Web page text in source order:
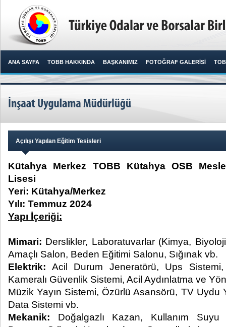
ANA SAYFA TOBB HAKKINDA BAŞKANIMIZ FOTOĞRAF GALERİSİ
Açılışı Yapılan Eğitim Tesisleri
Kütahya Merkez TOBB Kütahya OSB
Lisesi
Yeri: Kütahya/Merkez
Yılı: Temmuz 2024
Yapı İçeriği:
Mimari: Derslikler, Laboratuvarlar (Kimya,
Amaçlı Salon, Beden Eğitimi Salonu, Sığınak vb.
Elektrik: Acil Durum Jeneratörü, Ups Sistemi,
Kameralı Güvenlik Sistemi, Acil Aydınlatma ve
Müzik Yayın Sistemi, Özürlü Asansörü, TV Uydu
Data Sistemi vb.
Mekanik: Doğalgazlı Kazan, Kullanım